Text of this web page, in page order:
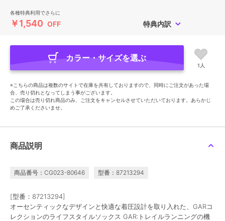
各種特典利用でさらに
￥1,540 OFF 特典内訳
カラー・サイズを選ぶ
1人
※こちらの商品は複数のサイトで在庫を共有しておりますので、同時にご注文があった場
合、売り切れとなってしまう事がございます。
この場合は売り切れ商品のみ、ご注文をキャンセルさせていただいております。あらかじ
めご了承くださいませ。
商品説明
商品番号：CG023-80646 型番：87213294
[型番：87213294]
オーセンティックなデザインと快適な着圧設計を取り入れた、GARコ
レクションのライフスタイルソックス GAR:トレイルランニングの機